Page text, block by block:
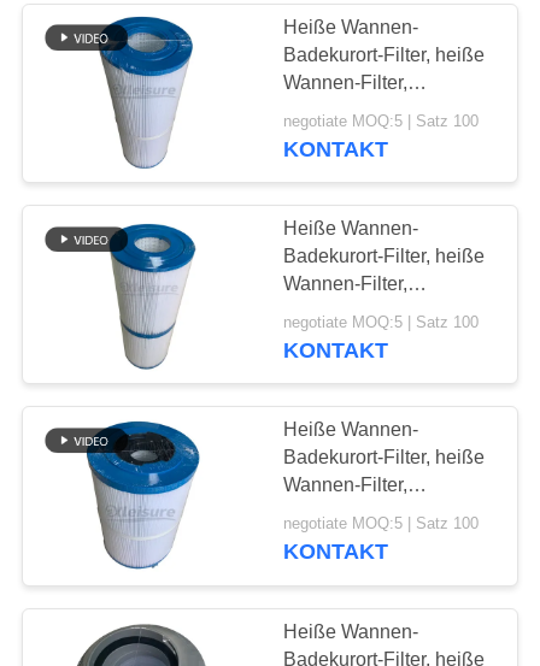
Heiße Wannen-
Badekurort-Filter, heiße
Wannen-Filter,
Schwimmen-Badekurort-
Filter Unicel C-4326
negotiate MOQ:5 | Satz 100
KONTAKT
Heiße Wannen-
Badekurort-Filter, heiße
Wannen-Filter,
Schwimmen-Badekurort-
Filter Unicel C-4405
negotiate MOQ:5 | Satz 100
KONTAKT
Heiße Wannen-
Badekurort-Filter, heiße
Wannen-Filter,
Schwimmen-Badekurort-
Filter Unicel C-7367
negotiate MOQ:5 | Satz 100
KONTAKT
Heiße Wannen-
Badekurort-Filter, heiße